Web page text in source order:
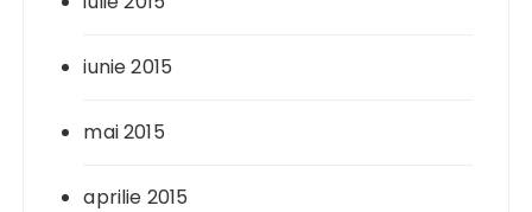
iunie 2015
mai 2015
aprilie 2015